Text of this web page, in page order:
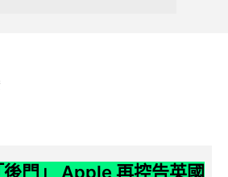
門」 Apple 再控告英國